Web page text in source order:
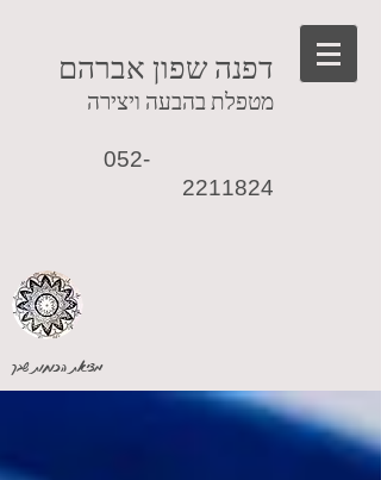
דפנה שפון אברהם
מטפלת בהבעה ויצירה
052-
2211824
מציאת הכוחות שבך